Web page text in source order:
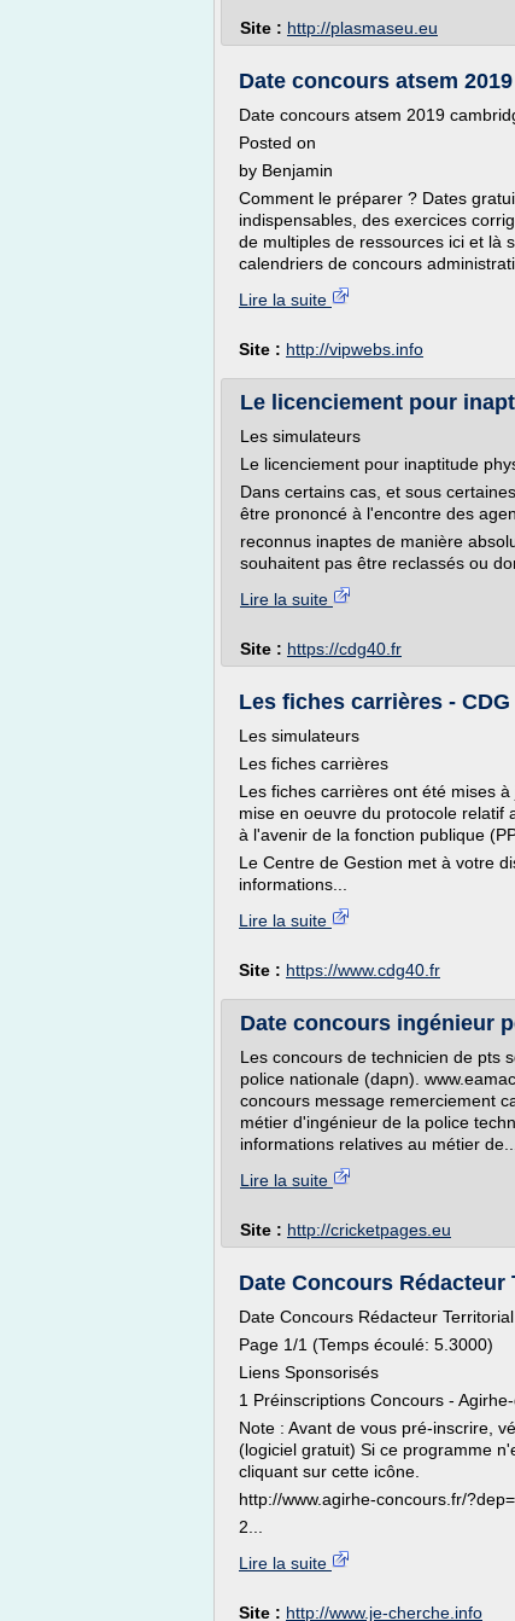
Site : http://plasmaseu.eu
Date concours atsem
Date concours atsem 2019
Posted on
by Benjamin
Comment le préparer ? Dates
indispensables, des exercices
de multiples de ressources ici et là
calendriers de concours
Lire la suite
Site : http://vipwebs.info
Le licenciement pour
Les simulateurs
Le licenciement pour inaptitude
Dans certains cas, et sous
être prononcé à l'encontre des
reconnus inaptes de manière
souhaitent pas être reclassés ou
Lire la suite
Site : https://cdg40.fr
Les fiches carrières - CDG
Les simulateurs
Les fiches carrières
Les fiches carrières ont été mises
mise en oeuvre du protocole relatif
à l'avenir de la fonction publique
Le Centre de Gestion met à votre
informations...
Lire la suite
Site : https://www.cdg40.fr
Date concours ingénieur
Les concours de technicien de pts
police nationale (dapn).
concours message remerciement
métier d'ingénieur de la police
informations relatives au métier de...
Lire la suite
Site : http://cricketpages.eu
Date Concours
Date Concours Rédacteur
Page 1/1 (Temps écoulé: 5.3000)
Liens Sponsorisés
1 Préinscriptions Concours -
Note : Avant de vous pré-inscrire,
(logiciel gratuit) Si ce programme
cliquant sur cette icône.
http://www.agirhe-concours.fr/
2...
Lire la suite
Site : http://www.je-cherche.info